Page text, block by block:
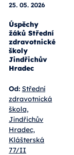
25. 05. 2026
Úspěchy
žáků Střední
zdravotnické
školy
Jindřichův
Hradec
Od: Střední
zdravotnická
škola,
Jindřichův
Hradec,
Klášterská
77/II